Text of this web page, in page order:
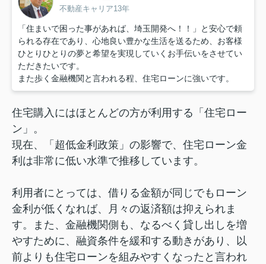
不動産キャリア13年
「住まいで困った事があれば、埼玉開発へ！！」と安心で頼
られる存在であり、心地良い豊かな生活を送るため、お客様
ひとりひとりの夢と希望を実現していくお手伝いをさせてい
ただきたいです。
また歩く金融機関と言われる程、住宅ローンに強いです。
住宅購入にはほとんどの方が利用する「住宅ロー
ン」。
現在、「超低金利政策」の影響で、住宅ローン金
利は非常に低い水準で推移しています。
利用者にとっては、借りる金額が同じでもローン
金利が低くなれば、月々の返済額は抑えられま
す。また、金融機関側も、なるべく貸し出しを増
やすために、融資条件を緩和する動きがあり、以
前よりも住宅ローンを組みやすくなったと言われ